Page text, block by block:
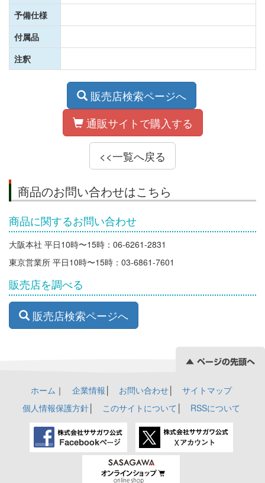
予備仕様
付属品
注釈
販売店検索ページへ
通販サイトで購入する
<<一覧へ戻る
商品のお問い合わせはこちら
商品に関するお問い合わせ
大阪本社 平日10時〜15時：06-6261-2831
東京営業所 平日10時〜15時：03-6861-7601
販売店を調べる
販売店検索ページへ
ホーム ｜ 企業情報 お問い合わせ│
サイトマップ
個人情報保護方針│ このサイトについて RSSについて